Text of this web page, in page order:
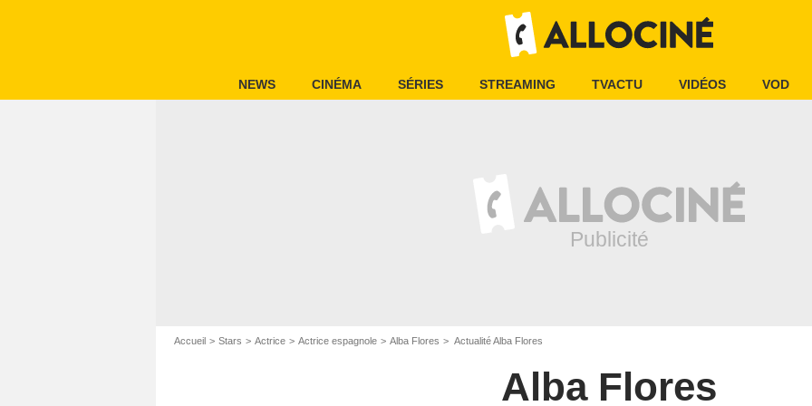
NEWS CINÉMA SÉRIES STREAMING TVACTU VIDÉOS VOD
Accueil Stars Actrice Actrice espagnole Alba Flores Actualité Alba Flores
Alba Flores